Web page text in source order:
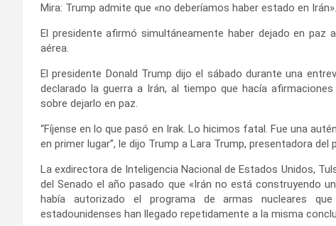
Mira: Trump admite que «no deberíamos haber estado en Irán».
El presidente afirmó simultáneamente haber dejado en
aérea.
El presidente Donald Trump dijo el sábado durante una
declarado la guerra a Irán, al tiempo que hacía
sobre dejarlo en paz.
“Fíjense en lo que pasó en Irak. Lo hicimos fatal. Fue una
en primer lugar”, le dijo Trump a Lara Trump, presentadora del
La exdirectora de Inteligencia Nacional de Estados Unidos,
del Senado el año pasado que «Irán no está construyendo
había autorizado el programa de armas nucleares
estadounidenses han llegado repetidamente a la misma